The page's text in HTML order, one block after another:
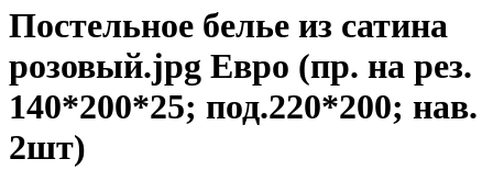
Постельное белье из сатина
розовый.jpg Евро (пр. на рез.
140*200*25; под.220*200; нав.
2шт)